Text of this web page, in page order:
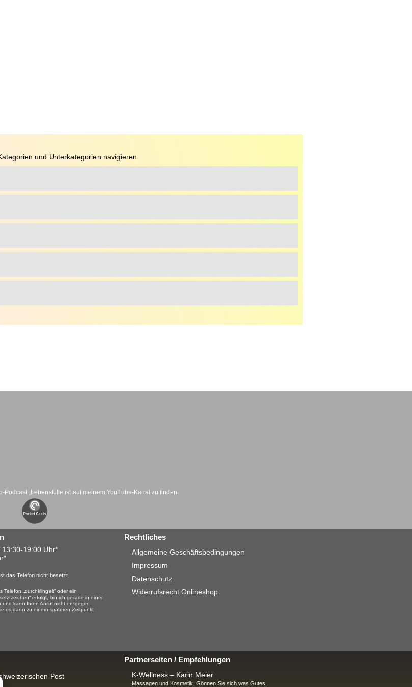
und Unterkategorien navigieren.
„Lebensfülle ist auf meinem YouTube-Kanal zu finden.
19:00 Uhr*
das Telefon nicht besetzt.
„durchklingelt“ oder ein
erfolgt, bin ich gerade in einer
und kann Ihren Anruf nicht entgegen
es dann zu einem späteren Zeitpunkt
Rechtliches
Allgemeine Geschäftsbedingungen
Impressum
Datenschutz
Widerrufsrecht Onlineshop
Post
Partnerseiten / Empfehlungen
K-Wellness – Karin Meier
Massagen und Kosmetik. Gönnen Sie sich was Gutes.